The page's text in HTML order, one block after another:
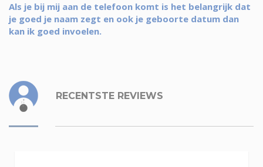
Als je bij mij aan de telefoon komt is het belangrijk dat
je goed je naam zegt en ook je geboorte datum dan
kan ik goed invoelen.
RECENTSTE REVIEWS